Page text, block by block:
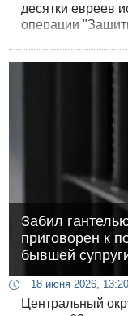
десятки евреев
операции
Забил
приговорен к
бывшей
18 июня 2026, 13:20
Центральный